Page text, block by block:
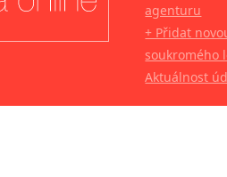
agenturu
+ Přidat
soukromého
Aktuálnost